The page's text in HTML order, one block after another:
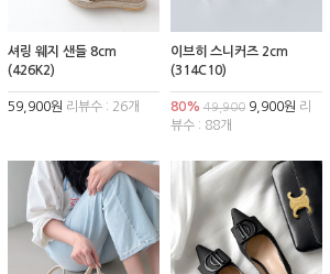
셔링 웨지 샌들 8cm
(426K2)
59,900원 리뷰수 : 26개
이브히 스니커즈 2cm
(314C10)
80% 49,9009,900원 리
뷰수 : 88개